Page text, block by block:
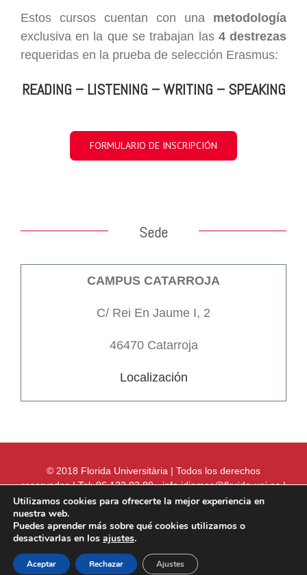
Estos cursos cuentan con una metodología
exclusiva en la que se trabajan las 4 destrezas
requeridas en la prueba de selección Erasmus:
READING – LISTENING – WRITING – SPEAKING
FORMULARIO DE INSCRIPCIÓN
Sede
CAMPUS CATARROJA
C/ Rei En Jaume I, 2
46470 Catarroja
Localización
© 2018 Florida Universitària | Todos los derechos
reservados | Tel: 96 122 03 89 - info.idiomas@florida-uni.es |
Aviso legal|Política de Privacidad
Facebook
Instagram
Utilizamos cookies para ofrecerte la mejor experiencia en
nuestra web.
Puedes aprender más sobre qué cookies utilizamos o
desactivarlas en los ajustes.
Aceptar Rechazar Ajustes